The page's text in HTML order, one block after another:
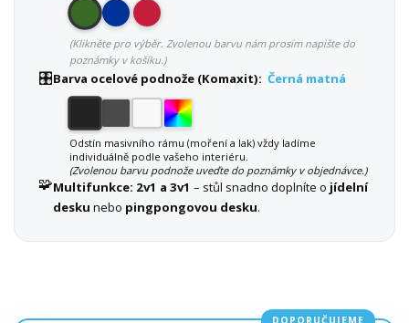
(Klikněte pro výběr. Zvolenou barvu nám prosím napište do
poznámky v košíku.)
🎛️Barva ocelové podnože (Komaxit): Černá matná
Odstín masivního rámu (moření a lak) vždy ladíme
individuálně podle vašeho interiéru.
(Zvolenou barvu podnože uveďte do poznámky v objednávce.)
🧩Multifunkce: 2v1 a 3v1 – stůl snadno doplníte o jídelní
desku nebo pingpongovou desku.
DOPORUČUJEME